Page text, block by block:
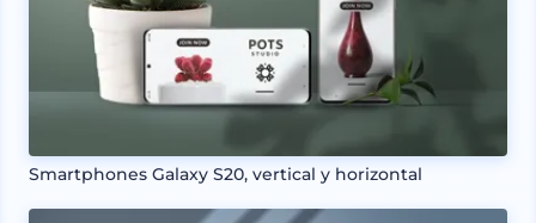
Smartphones Galaxy S20, vertical y horizontal